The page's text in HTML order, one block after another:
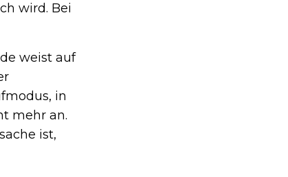
wird. Bei
weist auf
in
mehr an.
ist,